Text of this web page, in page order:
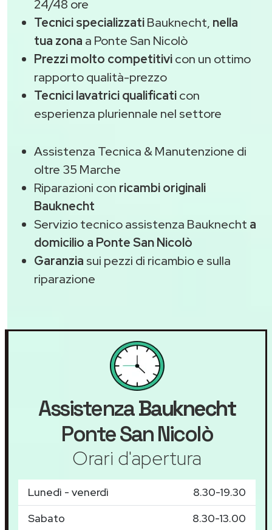
24/48 ore
Tecnici specializzatiBauknecht, nella
tua zona a Ponte San Nicolò
Prezzi molto competitivicon un ottimo
rapporto qualità-prezzo
Tecnici lavatrici qualificaticon
esperienza pluriennale nel settore
Assistenza Tecnica & Manutenzione di
oltre 35 Marche
Riparazioni con ricambi originali
Bauknecht
Servizio tecnico assistenza Bauknecht a
domicilio a Ponte San Nicolò
Garanzia sui pezzi di ricambio e sulla
riparazione
AssistenzaBauknecht
Ponte San Nicolò
Orari d'apertura
Lunedì - venerdì
8.30-19.30
Sabato
8.30-13.00